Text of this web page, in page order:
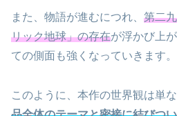
また、物語が進むにつれ、 第二
リック地球」の存在が浮かび上
ての側面も強くなっていきます。
このように、本作の世界観は単